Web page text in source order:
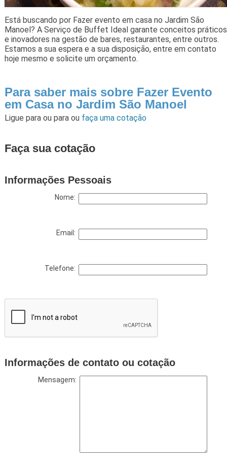
Está buscando por Fazer evento em casa no Jardim São
Manoel? A Serviço de Buffet Ideal garante conceitos práticos
e inovadores na gestão de bares, restaurantes, entre outros.
Estamos a sua espera e a sua disposição, entre em contato
hoje mesmo e solicite um orçamento.
Para saber mais sobre Fazer Evento
em Casa no Jardim São Manoel
Ligue para ou para ou faça uma cotação
Faça sua cotação
Informações Pessoais
Nome:
Email:
Telefone:
Informações de contato ou cotação
Mensagem: